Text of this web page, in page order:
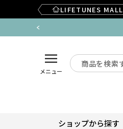
LIFETUNES MALL
メニュー
ショップから探す